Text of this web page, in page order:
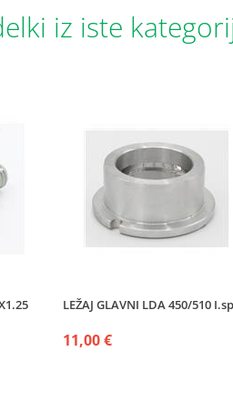
iz iste
LEŽAJ GLAVNI LDA 450/510
11,00 €